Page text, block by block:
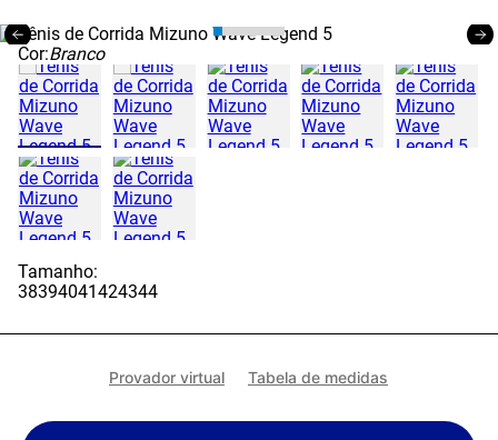
Cor:Branco
Tamanho:
38394041424344
Provador virtual Tabela de medidas